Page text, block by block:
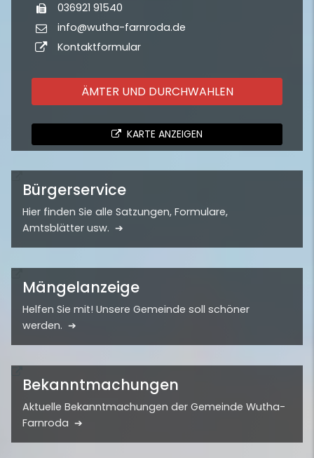
036921 91540
info@wutha-farnroda.de
Kontaktformular
ÄMTER UND DURCHWAHLEN
KARTE ANZEIGEN
Bürgerservice
Hier finden Sie alle Satzungen, Formulare,
Amtsblätter usw.
Mängelanzeige
Helfen Sie mit! Unsere Gemeinde soll schöner
werden.
Bekanntmachungen
Aktuelle Bekanntmachungen der Gemeinde Wutha-
Farnroda